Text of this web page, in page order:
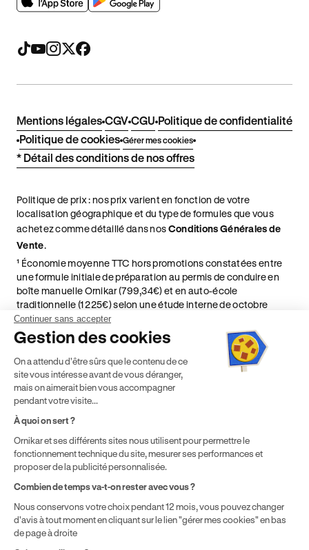
Mentions légales CGV CGU Politique de confidentialité
Politique de cookies Gérer mes cookies
* Détail des conditions de nos offres
Politique de prix : nos prix varient en fonction de votre
localisation géographique et du type de formules que vous
achetez comme détaillé dans nosConditions Générales de
Vente.
¹ Économie moyenne TTC hors promotions constatées entre
une formule initiale de préparation au permis de conduire en
boîte manuelle Ornikar (799,34€) et en auto-école
traditionnelle (1 225€) selon une étude interne de octobre
2024. Étude menée sur le marché des auto-écoles situées en
France métropolitaine & en outre-mer.
² Le prix de référence auquel est appliqué cette réduction
dépend de la zone géographique dans laquelle vous souhaitez
effectuer vos heures de conduite conformément à l'Article 6
de nos Conditions Générales de Vente
⁵ Montant du financement CPF variable selon les droits acquis
par chaque bénéficiaire. Exemple donné pour un titulaire
disposant de 500 € de droits CPF. Le reste à charge dépend du
solde disponible sur le Compte Personnel de Formation et du
prix de la formation choisie.
Continuer sans accepter
Gestion des cookies
On a attendu d'être sûrs que le contenu de ce
site vous intéresse avant de vous déranger,
mais on aimerait bien vous accompagner
pendant votre visite...
À quoi on sert ?
Ornikar et ses différents sites nous utilisent pour permettre le
fonctionnement technique du site, mesurer ses performances et
proposer de la publicité personnalisée.
Combien de temps va-t-on rester avec vous ?
Nous conservons votre choix pendant 12 mois, vous pouvez changer
d'avis à tout moment en cliquant sur le lien "gérer mes cookies" en bas
de page à droite